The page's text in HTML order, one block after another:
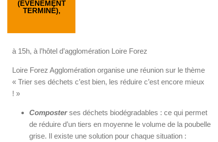
(ÉVÉNEMENT
TERMINÉ),
à 15h, à l’hôtel d’agglomération Loire Forez
Loire Forez Agglomération organise une réunion sur le thème
« Trier ses déchets c’est bien, les réduire c’est encore mieux
! »
Composterses déchets biodégradables : ce qui permet
de réduire d’un tiers en moyenne le volume de la poubelle
grise. Il existe une solution pour chaque situation :